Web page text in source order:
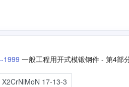
1999 一般工程用开式模锻钢件 - 第4部
X2CrNiMoN 17-13-3